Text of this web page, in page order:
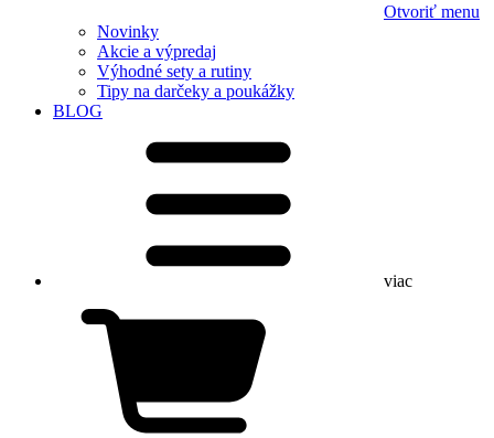
Otvoriť menu
Novinky
Akcie a výpredaj
Výhodné sety a rutiny
Tipy na darčeky a poukážky
BLOG
viac